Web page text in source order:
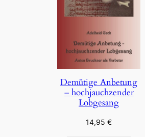
Demütige Anbetung
– hochjauchzender
Lobgesang
14,95€